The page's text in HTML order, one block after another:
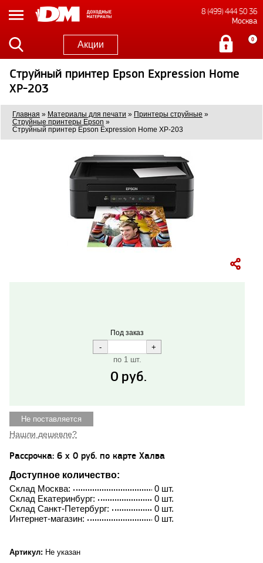
8 (499) 444 50 36
Москва
Акции 0
Струйный принтер Epson Expression Home
XP-203
Главная » Материалы для печати » Принтеры струйные »
Струйные принтеры Epson »
Струйный принтер Epson Expression Home XP-203
Под заказ
по 1 шт.
0 руб.
Не поставляется
Нашли дешевле?
Рассрочка: 6 x 0 руб. по карте Халва
Доступное количество:
0 шт.
Склад Москва:
0 шт.
Склад Екатеринбург:
0 шт.
Склад Санкт-Петербург:
0 шт.
Интернет-магазин:
Артикул: Не указан